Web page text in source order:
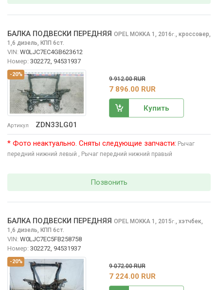
-20%
Артикул ZDN33LG01
БАЛКА ПОДВЕСКИ ПЕРЕДНЯЯ OPEL MOKKA 1, 2016г., кроссовер,
1,6 дизель, КПП 6ст.
VIN: W0LJC7EC4GB623612
Номер: 302272, 94531937
9 912.00 RUR
7 896.00 RUR
Купить
* Фото неактуально. Сняты следующие запчасти: Рычаг
передний нижний левый , Рычаг передний нижний правый
Позвонить
-20%
БАЛКА ПОДВЕСКИ ПЕРЕДНЯЯ OPEL MOKKA 1, 2015г., хэтчбек,
1,6 дизель, КПП 6ст.
VIN: W0LJC7EC5FB258758
Номер: 302272, 94531937
9 072.00 RUR
7 224.00 RUR